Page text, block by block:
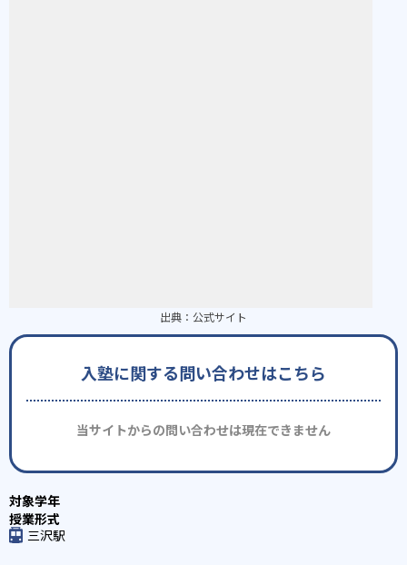
出典： 公式サイト
入塾に関する問い合わせはこちら
当サイトからの問い合わせは現在できません
三沢駅